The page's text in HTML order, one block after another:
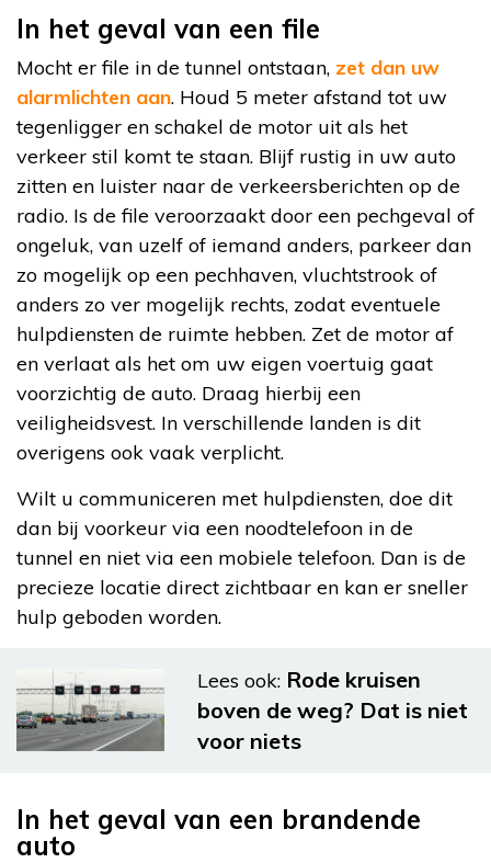
In het geval van een file
Mocht er file in de tunnel ontstaan, zet dan uw
alarmlichten aan. Houd 5 meter afstand tot uw
tegenligger en schakel de motor uit als het
verkeer stil komt te staan. Blijf rustig in uw auto
zitten en luister naar de verkeersberichten op de
radio. Is de file veroorzaakt door een pechgeval of
ongeluk, van uzelf of iemand anders, parkeer dan
zo mogelijk op een pechhaven, vluchtstrook of
anders zo ver mogelijk rechts, zodat eventuele
hulpdiensten de ruimte hebben. Zet de motor af
en verlaat als het om uw eigen voertuig gaat
voorzichtig de auto. Draag hierbij een
veiligheidsvest. In verschillende landen is dit
overigens ook vaak verplicht.
Wilt u communiceren met hulpdiensten, doe dit
dan bij voorkeur via een noodtelefoon in de
tunnel en niet via een mobiele telefoon. Dan is de
precieze locatie direct zichtbaar en kan er sneller
hulp geboden worden.
Lees ook: Rode kruisen
boven de weg? Dat is niet
voor niets
In het geval van een brandende
auto